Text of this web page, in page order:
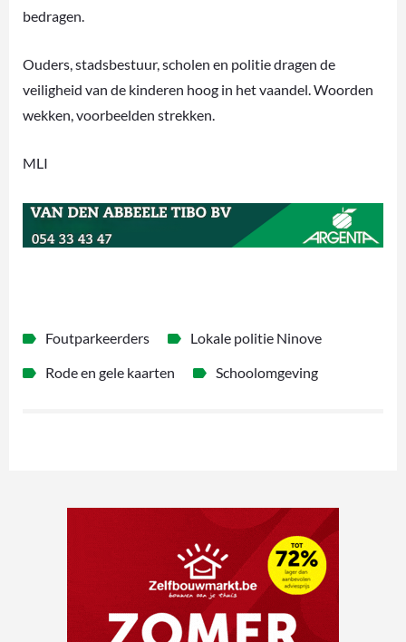
bedragen.
Ouders, stadsbestuur, scholen en politie dragen de
veiligheid van de kinderen hoog in het vaandel. Woorden
wekken, voorbeelden strekken.
MLI
Foutparkeerders
Lokale politie Ninove
Rode en gele kaarten
Schoolomgeving